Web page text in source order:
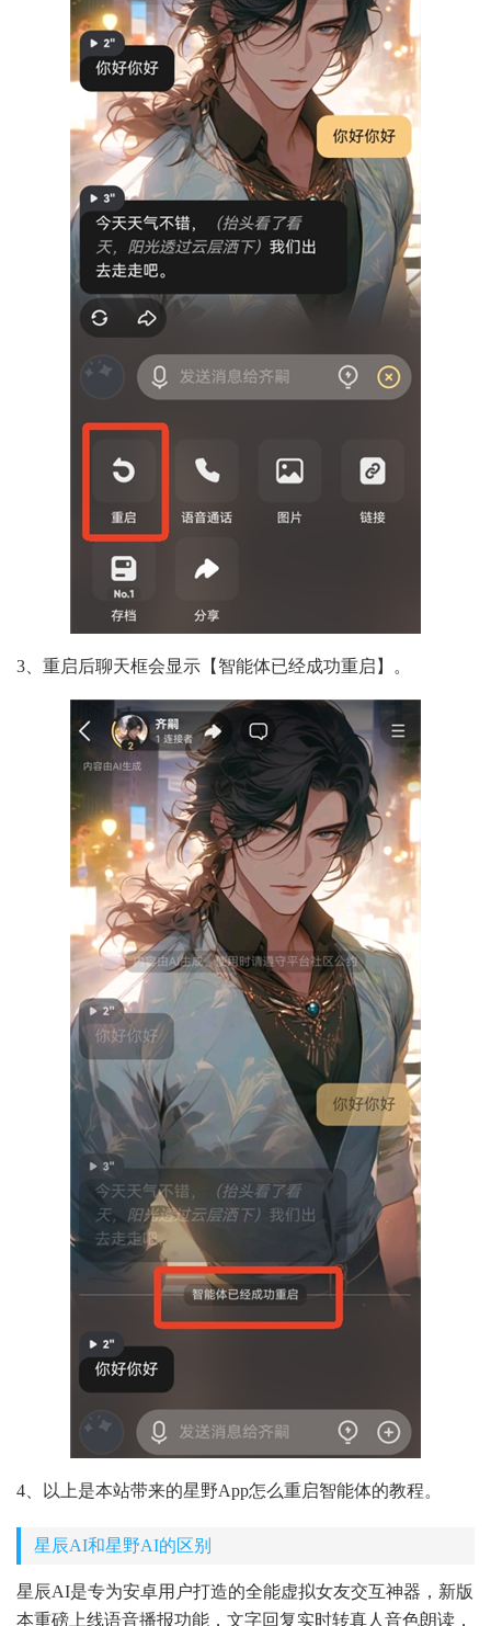
3、重启后聊天框会显示【智能体已经成功重启】。
4、以上是本站带来的星野App怎么重启智能体的教程。
星辰AI和星野AI的区别
星辰AI是专为安卓用户打造的全能虚拟女友交互神器，新版
本重磅上线语音播报功能，文字回复实时转真人音色朗读，